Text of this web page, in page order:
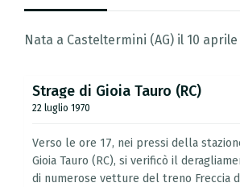
Nata a Casteltermini (AG) il 10 aprile
Strage di Gioia Tauro (RC)
22 luglio 1970
Verso le ore 17, nei pressi della
Gioia Tauro (RC), si verificò il
di numerose vetture del treno Freccia